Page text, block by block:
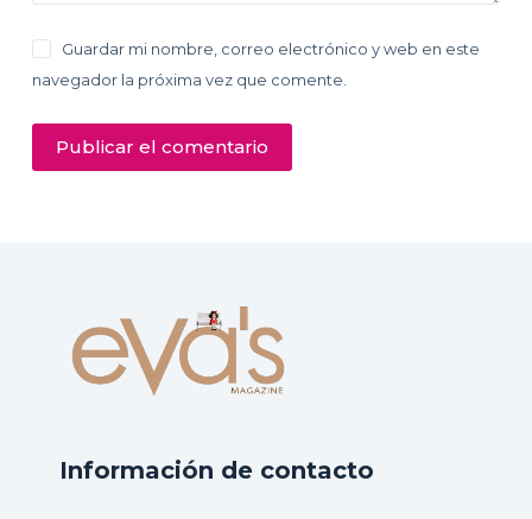
Guardar mi nombre, correo electrónico y web en este
navegador la próxima vez que comente.
Publicar el comentario
Información de contacto